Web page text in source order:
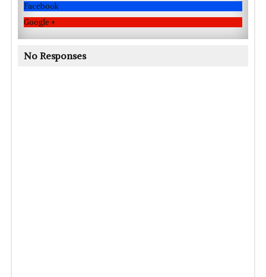
Facebook
Google +
No Responses